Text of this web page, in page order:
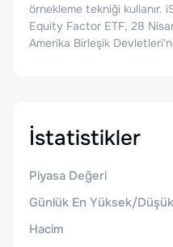
örnekleme tekniği kullanır.
Equity Factor ETF, 28
Amerika Birleşik
İstatistikler
Piyasa Değeri
Günlük En Yüksek/Düşük
Hacim